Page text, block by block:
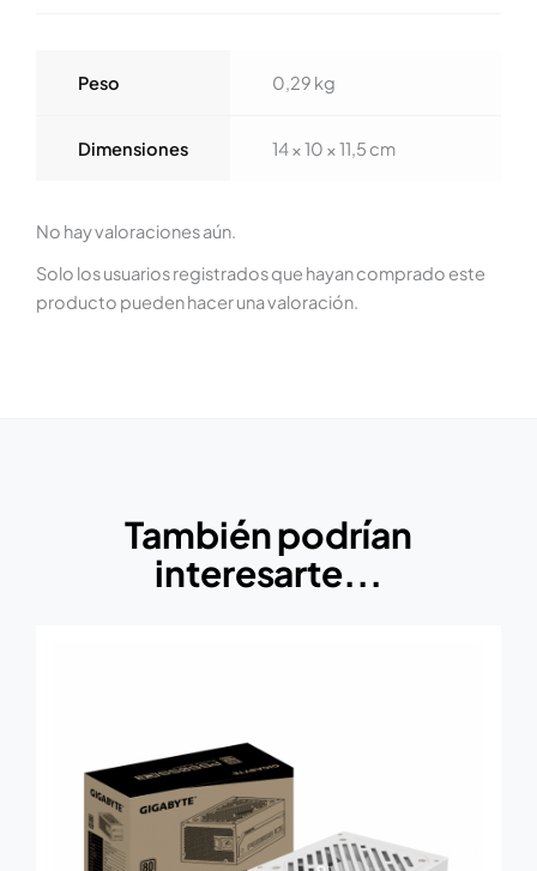
Peso 0,29 kg
Dimensiones 14 × 10 × 11,5 cm
No hay valoraciones aún.
Solo los usuarios registrados que hayan comprado este
producto pueden hacer una valoración.
También podrían
interesarte...